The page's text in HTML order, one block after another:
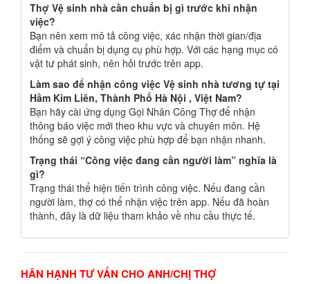
Thợ Vệ sinh nhà cần chuẩn bị gì trước khi nhận
việc?
Bạn nên xem mô tả công việc, xác nhận thời gian/địa
điểm và chuẩn bị dụng cụ phù hợp. Với các hạng mục có
vật tư phát sinh, nên hỏi trước trên app.
Làm sao để nhận công việc Vệ sinh nhà tương tự tại
Hầm Kim Liên, Thành Phố Hà Nội , Việt Nam?
Bạn hãy cài ứng dụng Gọi Nhân Công Thợ để nhận
thông báo việc mới theo khu vực và chuyên môn. Hệ
thống sẽ gợi ý công việc phù hợp để bạn nhận nhanh.
Trạng thái “Công việc đang cần người làm” nghĩa là
gì?
Trạng thái thể hiện tiến trình công việc. Nếu đang cần
người làm, thợ có thể nhận việc trên app. Nếu đã hoàn
thành, đây là dữ liệu tham khảo về nhu cầu thực tế.
HÂN HẠNH TƯ VẤN CHO ANH/CHỊ THỢ